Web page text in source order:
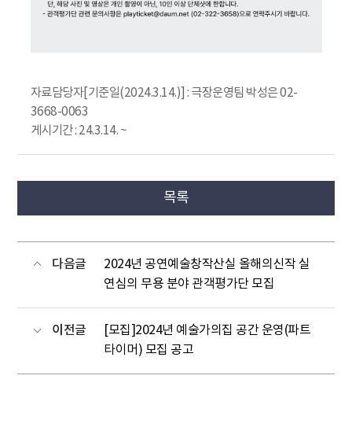
자료담당자[기준일(2024.3.14.)] : 극장운영팀 박성은 02-
3668-0063
게시기간 : 24.3.14. ~
목록
다음글
2024년 공연예술창작산실 올해의신작 실
연심의 무용 분야 관객평가단 모집
이전글
[모집]2024년 예술가의집 공간 운영(파트
타이머) 모집 공고